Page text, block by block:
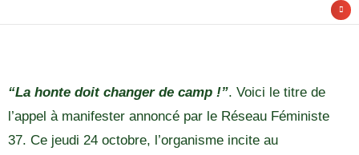
“La honte doit changer de camp !”. Voici le titre de
l’appel à manifester annoncé par le Réseau Féministe
37. Ce jeudi 24 octobre, l’organisme incite au